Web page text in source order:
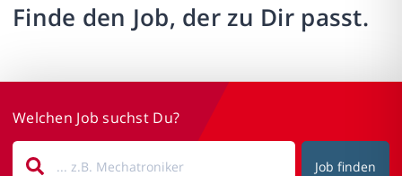
Finde den Job, der zu Dir passt.
Welchen Job suchst Du?
Job finden